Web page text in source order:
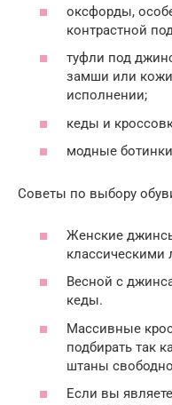
оксфорды,
контрастной
туфли под
замши или
исполнении;
кеды и
модные
Советы по выбору
Женские
Весной с
кеды.
Массивные
подбирать так
штаны
Если вы